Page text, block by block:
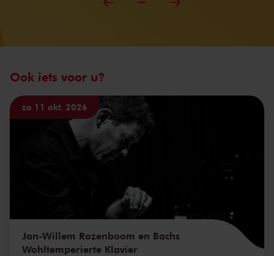
Ook iets voor u?
zo 11 okt. 2026
Jan-Willem Rozenboom en Bachs
Wohltemperierte Klavier